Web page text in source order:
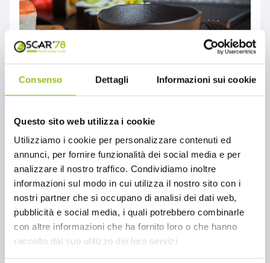
Consenso Dettagli Informazioni sui cookie
Questo sito web utilizza i cookie
Utilizziamo i cookie per personalizzare contenuti ed
annunci, per fornire funzionalità dei social media e per
analizzare il nostro traffico. Condividiamo inoltre
informazioni sul modo in cui utilizza il nostro sito con i
nostri partner che si occupano di analisi dei dati web,
pubblicità e social media, i quali potrebbero combinarle
con altre informazioni che ha fornito loro o che hanno
raccolto dal suo utilizzo dei loro servizi.
Cucina giapponese: in
Cucina giapponese: in viaggio con Oscar ‘78.
Oscar '78 è un punto di riferimento nella
distribuzione di specialità alimentari
internazionali, con un'attenzione particolare
ai prodotti giapponesi.
4 GIU 2025